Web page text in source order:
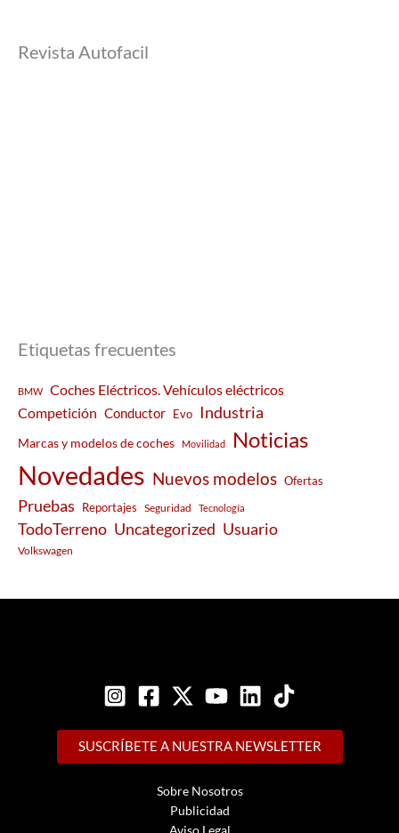
Revista Autofacil
Etiquetas frecuentes
BMW
Coches Eléctricos. Vehículos eléctricos
Competición Conductor Evo Industria
Marcas y modelos de coches Movilidad Noticias
Novedades Nuevos modelos Ofertas
Pruebas Reportajes Seguridad Tecnología
TodoTerreno Uncategorized Usuario
Volkswagen
SUSCRÍBETE A NUESTRA NEWSLETTER
Sobre Nosotros
Publicidad